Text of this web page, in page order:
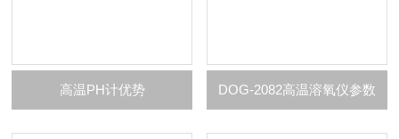
高温PH计优势 DOG-2082高温溶氧仪参数